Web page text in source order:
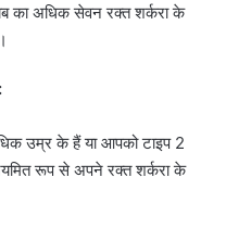
का अधिक सेवन रक्त शर्करा के
उम्र के हैं या आपको टाइप 2
रूप से अपने रक्त शर्करा के